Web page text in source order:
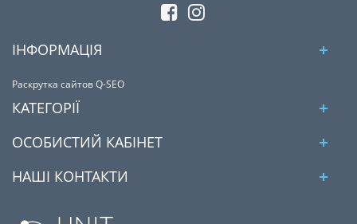
ІНФОРМАЦІЯ
Раскрутка сайтов Q-SEO
КАТЕГОРІЇ
ОСОБИСТИЙ КАБІНЕТ
НАШІ КОНТАКТИ